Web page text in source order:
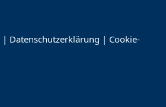
| Datenschutzerklärung | Cookie-